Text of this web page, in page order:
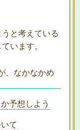
と考えている
います。
、なかなかめ
予想しよう
て